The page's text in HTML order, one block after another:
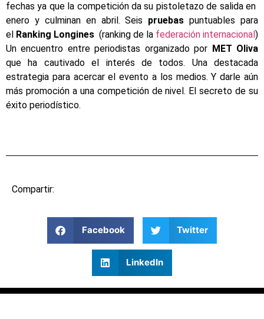
fechas ya que la competición da su pistoletazo de salida en
enero y culminan en abril. Seis pruebaspuntuables para
el Ranking Longines (ranking de la federación internacional)
Un encuentro entre periodistas organizado por MET Oliva
que ha cautivado el interés de todos. Una destacada
estrategia para acercar el evento a los medios. Y darle aún
más promoción a una competición de nivel. El secreto de su
éxito periodístico.
Compartir:
Facebook Twitter
LinkedIn